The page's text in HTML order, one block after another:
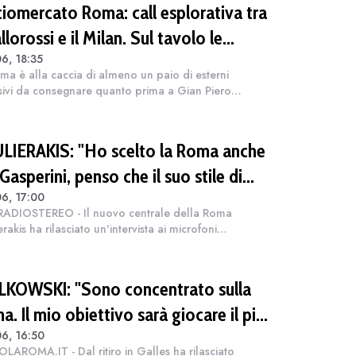
Roma: call esplorativa tra
e il Milan. Sul tavolo le
di Leao e Soulé
18:35
è alla caccia di almeno un paio di esterni
da consegnare quanto prima a Gian Piero
"Ho scelto la Roma anche
penso che il suo stile di
sia adatto alle mie caratteristiche"
17:00
- Il nuovo centrale della Roma
ha rilasciato un'intervista ai microfoni
"Sono concentrato sulla
Il mio obiettivo sarà giocare il più
La Champions? Un'emozione
16:50
- Dal ritiro in Galles ha rilasciato